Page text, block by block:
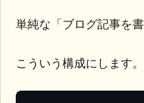
単純な「ブログ記事を
こういう構成にします。